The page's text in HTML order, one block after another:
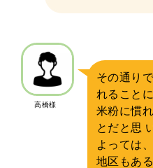
高橋様
その通り
れること
米粉に慣
とだと思
よっては
地区もあ